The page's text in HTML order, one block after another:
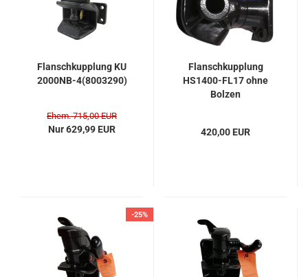
Flansch­kupp­lung KU
2000NB-​​4(8003290)
Ehem. 715,00 EUR
Nur 629,99 EUR
Flansch­kupp­lung
HS1400-​​FL17 ohne
Bol­zen
420,00 EUR
-25%